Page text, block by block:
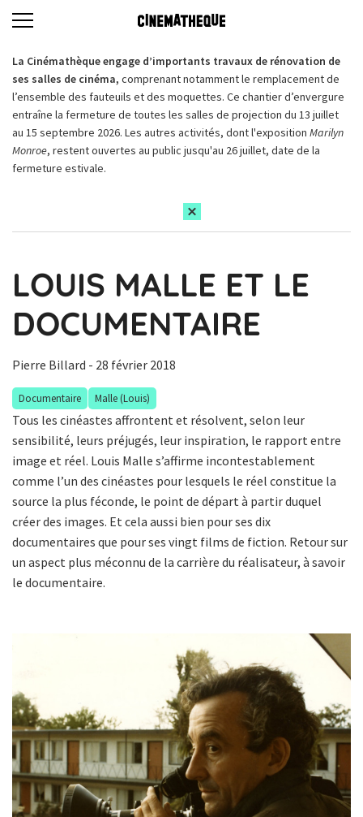
La Cinémathèque engage d’importants travaux de rénovation de
ses salles de cinéma, comprenant notamment le remplacement de
l’ensemble des fauteuils et des moquettes. Ce chantier d’envergure
entraîne la fermeture de toutes les salles de projection du 13 juillet
au 15 septembre 2026. Les autres activités, dont l'exposition Marilyn
Monroe, restent ouvertes au public jusqu'au 26 juillet, date de la
fermeture estivale.
LOUIS MALLE ET LE
DOCUMENTAIRE
Pierre Billard - 28 février 2018
Documentaire Malle (Louis)
Tous les cinéastes affrontent et résolvent, selon leur
sensibilité, leurs préjugés, leur inspiration, le rapport entre
image et réel. Louis Malle s’affirme incontestablement
comme l’un des cinéastes pour lesquels le réel constitue la
source la plus féconde, le point de départ à partir duquel
créer des images. Et cela aussi bien pour ses dix
documentaires que pour ses vingt films de fiction. Retour sur
un aspect plus méconnu de la carrière du réalisateur, à savoir
le documentaire.